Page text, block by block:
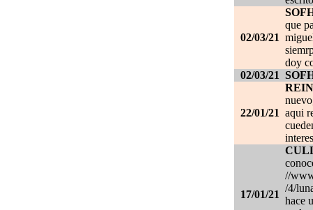
02/03/21
que
doy
02/03/21
22/01/21 aqui
17/01/21
//
/4/
hace